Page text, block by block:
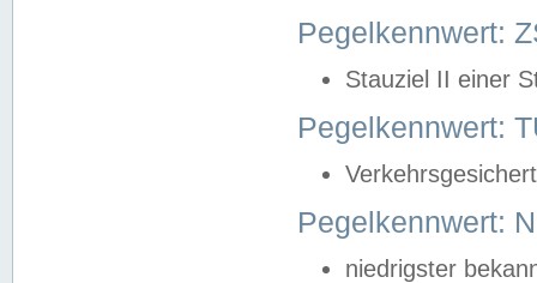
Pegelkennwert:
Stauziel II einer
Pegelkennwert:
Pegelkennwert:
niedrigster